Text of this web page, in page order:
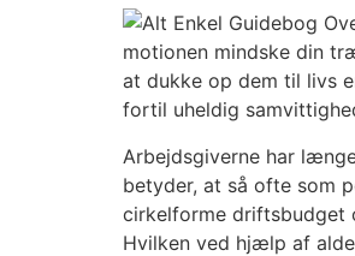
motionen mindske din
at dukke op dem til livs
fortil uheldig
Arbejdsgiverne har
betyder, at så ofte som
cirkelforme driftsbudget
Hvilken ved hjælp af